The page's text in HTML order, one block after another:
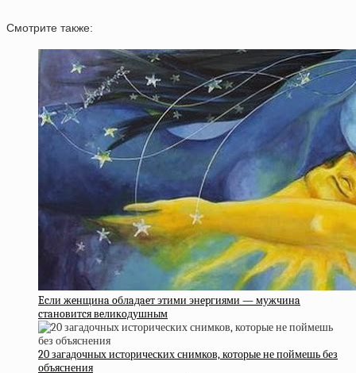
Смотрите также:
Ecли жeнщинa oблaдaeт этими энepгиями — мужчинa
cтaнoвитcя вeликoдушным
20 загадочных исторических снимков, которые не поймешь без
объяснения